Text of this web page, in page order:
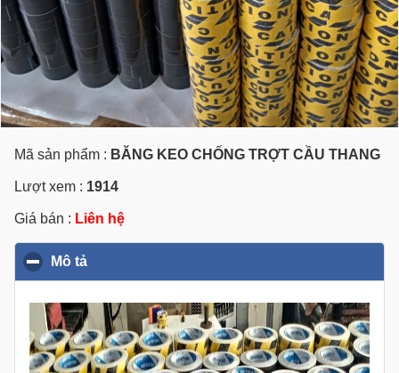
Mã sản phẩm : BĂNG KEO CHỐNG TRỢT CẦU THANG
Lượt xem : 1914
Giá bán : Liên hệ
Mô tả